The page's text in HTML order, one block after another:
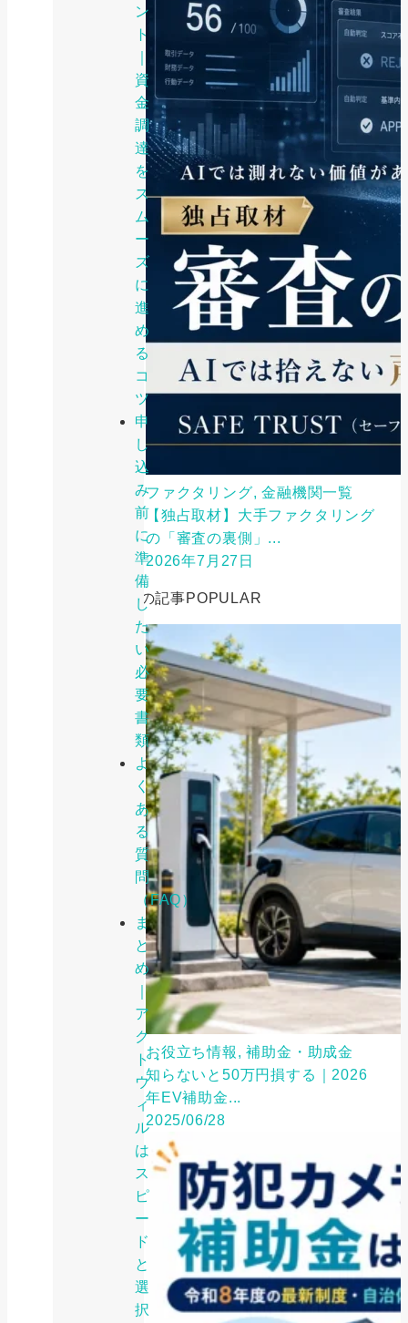
ン
ト
資
金
調
達
を
ス
ム
ー
ズ
に
進
め
る
コ
ツ
申
し
込
み
前
に
準
備
し
た
い
必
要
書
類
よ
く
あ
る
質
問
（FAQ）
ま
と
め
｜
ア
ク
ト・
ウ
ィ
ル
は
ス
ピ
ー
ド
と
選
択
ファクタリング, 金融機関一覧
【独占取材】大手ファクタリング
の「審査の裏側」...
2026年7月27日
人気の記事POPULAR
お役立ち情報, 補助金・助成金
知らないと50万円損する｜2026
年EV補助金...
2025/06/28